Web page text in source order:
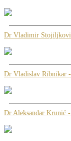
Dr Vladimir
Dr Vladislav Ribnikar
Dr Aleksandar Krunić